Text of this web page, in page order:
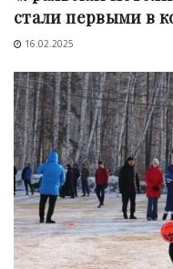
стали первыми в
16.02.2025